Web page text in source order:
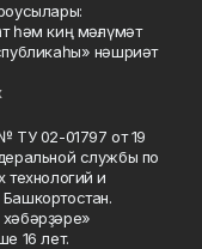
һәм киң мәғлүмәт
нәшриәт
ТУ 02-01797 от 19
службы по
и
16 лет.